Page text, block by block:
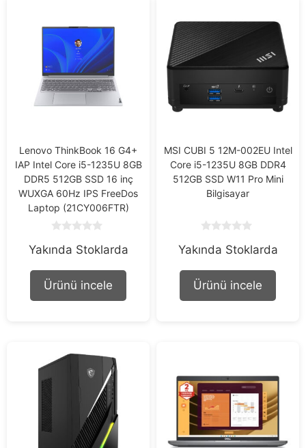
Lenovo ThinkBook 16 G4+
IAP Intel Core i5-1235U 8GB
DDR5 512GB SSD 16 inç
WUXGA 60Hz IPS FreeDos
Laptop (21CY006FTR)
o
t
f
Yakında Stoklarda
Ürünü incele
MSI CUBI 5 12M-002EU Intel
Core i5-1235U 8GB DDR4
512GB SSD W11 Pro Mini
Bilgisayar
o
t
f
Yakında Stoklarda
Ürünü incele